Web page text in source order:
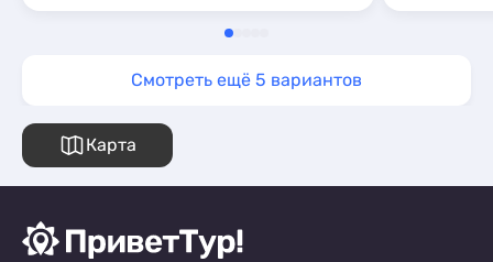
Смотреть ещё 5 вариантов
Карта